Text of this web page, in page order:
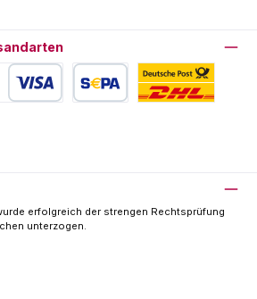
erfolgreich der strengen Rechtsprüfung
unterzogen.